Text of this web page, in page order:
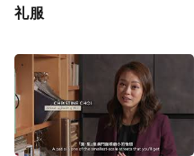
礼服